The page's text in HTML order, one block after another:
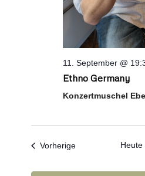
Ethno Germany
11. September @
Konzertmuschel
VorherigeVeranstaltungen
Heute